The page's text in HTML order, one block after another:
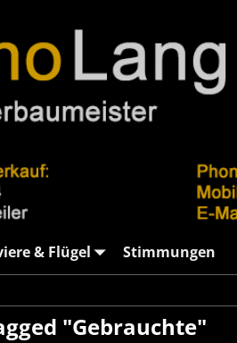
& Flügel Stimmungen
"Gebrauchte"